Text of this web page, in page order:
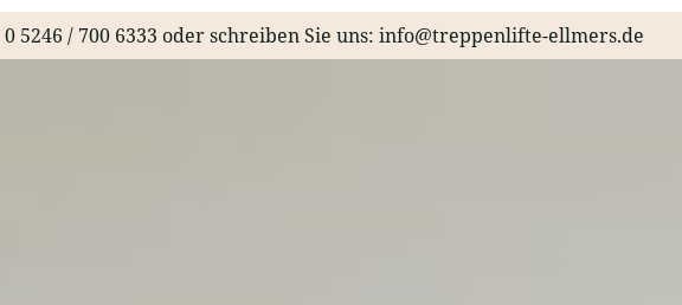
0 5246 / 700 6333 oder schreiben Sie uns: info@treppenlifte-ellmers.de